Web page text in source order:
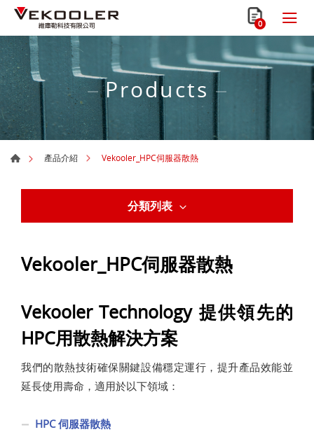
0
Products
產品介紹 Vekooler_HPC伺服器散熱
分類列表
Vekooler_HPC伺服器散熱
Vekooler Technology 提供領先的
HPC用散熱解決方案
我們的散熱技術確保關鍵設備穩定運行，提升產品效能並
延長使用壽命，適用於以下領域：
HPC 伺服器散熱